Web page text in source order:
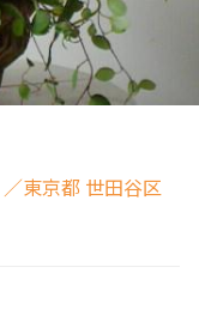
／東京都 世田谷区